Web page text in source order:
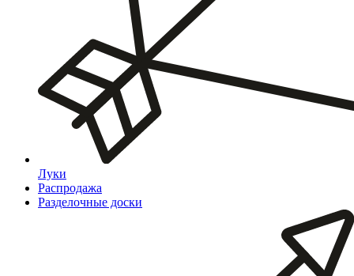
Луки
Распродажа
Разделочные доски